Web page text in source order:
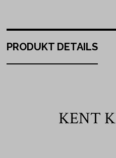
PRODUKT DETAILS
KENT